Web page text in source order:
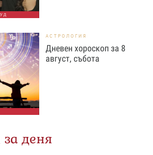
АСТРОЛОГИЯ
Дневен хороскоп за 8
август, събота
деня